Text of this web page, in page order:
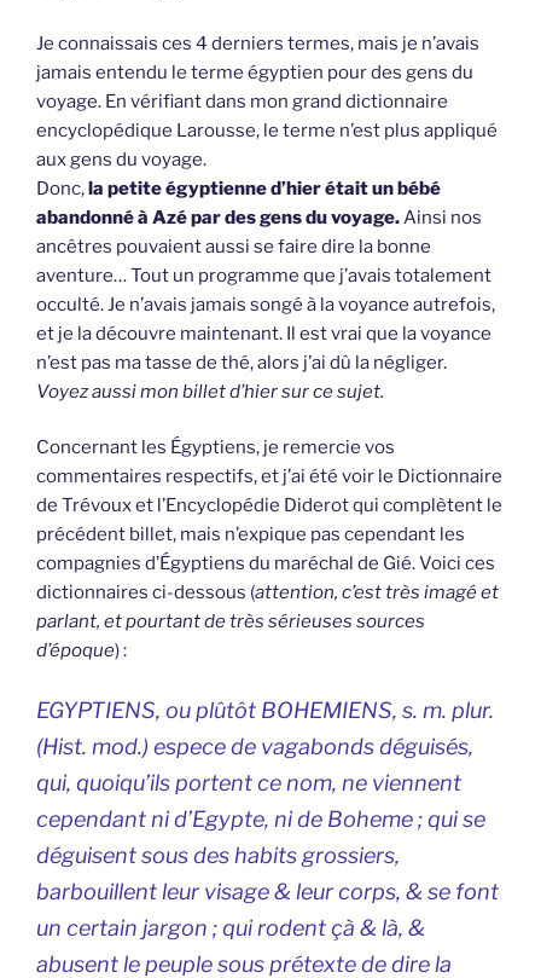
Je connaissais ces 4 derniers termes, mais je n’avais
jamais entendu le terme égyptien pour des gens du
voyage. En vérifiant dans mon grand dictionnaire
encyclopédique Larousse, le terme n’est plus appliqué
aux gens du voyage.
Donc,la petite égyptienne d’hier était un bébé
abandonné à Azé par des gens du voyage.Ainsi nos
ancêtres pouvaient aussi se faire dire la bonne
aventure… Tout un programme que j’avais totalement
occulté. Je n’avais jamais songé à la voyance autrefois,
et je la découvre maintenant. Il est vrai que la voyance
n’est pas ma tasse de thé, alors j’ai dû la négliger.
Voyez aussi mon billet d’hier sur ce sujet.
Concernant les Égyptiens, je remercie vos
commentaires respectifs, et j’ai été voir le Dictionnaire
de Trévoux et l’Encyclopédie Diderot qui complètent le
précédent billet, mais n’expique pas cependant les
compagnies d’Égyptiens du maréchal de Gié. Voici ces
dictionnaires ci-dessous (attention, c’est très imagé et
parlant, et pourtant de très sérieuses sources
d’époque) :
EGYPTIENS, ou plûtôt BOHEMIENS, s. m. plur.
(Hist. mod.) espece de vagabonds déguisés,
qui, quoiqu’ils portent ce nom, ne viennent
cependant ni d’Egypte, ni de Boheme ; qui se
déguisent sous des habits grossiers,
barbouillent leur visage & leur corps, & se font
un certain jargon ; qui rodent çà & là, &
abusent le peuple sous prétexte de dire la